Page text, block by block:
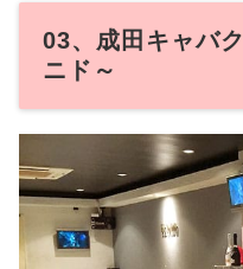
03、成田キャバ
ニド～